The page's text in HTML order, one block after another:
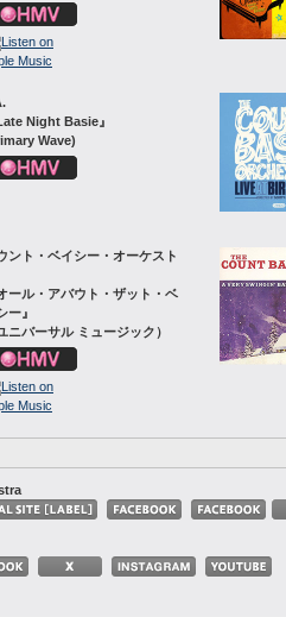
Night Basie』
Wave)
ント・ベイシー・オーケスト
ール・アバウト・ザット・ベ
ー』
ニバーサル ミュージック）